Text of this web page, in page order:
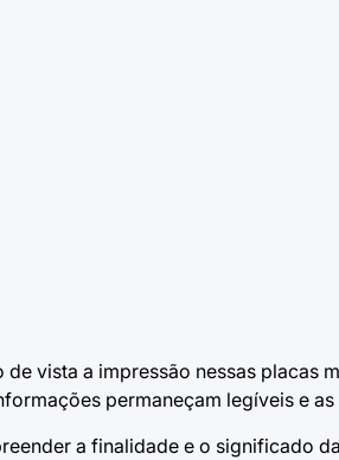
de vista a impressão nessas placas
permaneçam legíveis e
a finalidade e o significado